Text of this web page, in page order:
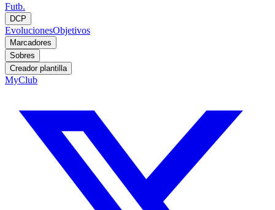
Futb.
DCP
EvolucionesObjetivos
Marcadores
Sobres
Creador plantilla
MyClub